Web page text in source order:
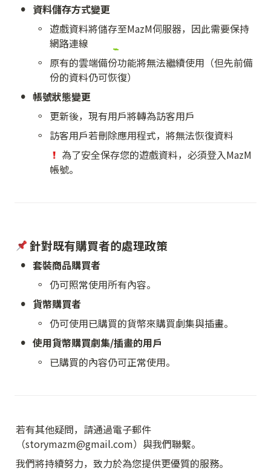
• 資料儲存方式變更
◦ 遊戲資料將儲存至MazM伺服器，因此需要保持
網路連線
◦ 原有的雲端備份功能將無法繼續使用（但先前備
份的資料仍可恢復）
• 帳號狀態變更
◦ 更新後，現有用戶將轉為訪客用戶
◦ 訪客用戶若刪除應用程式，將無法恢復資料
為了安全保存您的遊戲資料，必須登入MazM
帳號。
針對既有購買者的處理政策
• 套裝商品購買者
◦ 仍可照常使用所有內容。
• 貨幣購買者
◦ 仍可使用已購買的貨幣來購買劇集與插畫。
• 使用貨幣購買劇集/插畫的用戶
◦ 已購買的內容仍可正常使用。
若有其他疑問，請通過電子郵件
（storymazm@gmail.com）與我們聯繫。
我們將持續努力，致力於為您提供更優質的服務。